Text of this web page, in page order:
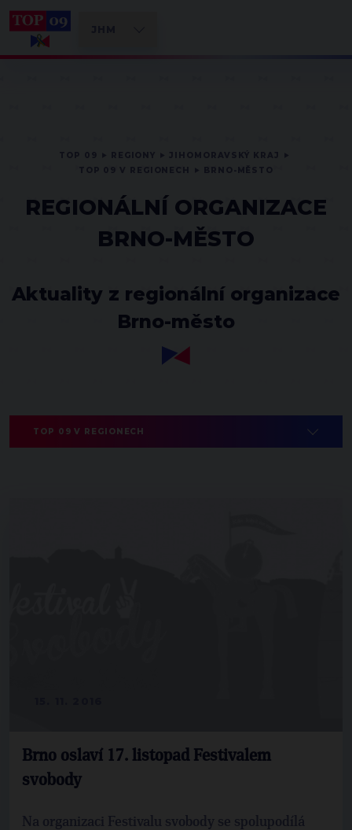
REGIONÁLNÍ ORGANIZACE
BRNO-MĚSTO
Aktuality z regionální organizace
Brno-město
TOP 09 V REGIONECH
Brno oslaví 17. listopad Festivalem
svobody
Na organizaci Festivalu svobody se spolupodílá